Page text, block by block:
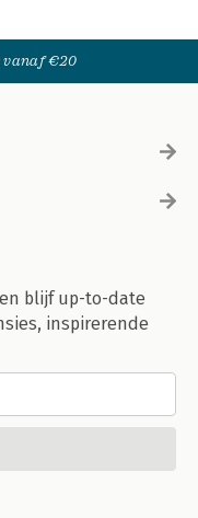
vanaf €20
blijf up-to-date
inspirerende